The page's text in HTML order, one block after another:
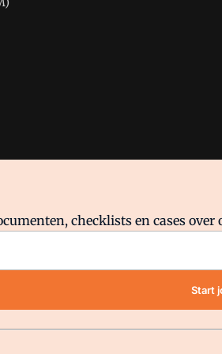
ons manifestwaar VMN media voor
checklists en cases over
Start